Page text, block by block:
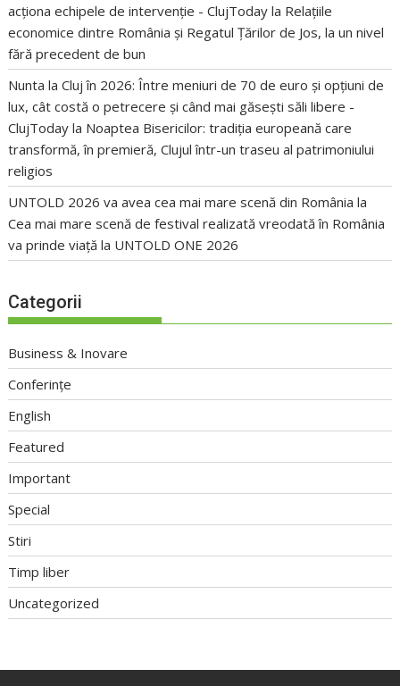
acționa echipele de intervenție - ClujToday la Relațiile
economice dintre România și Regatul Țărilor de Jos, la un nivel
fără precedent de bun
Nunta la Cluj în 2026: Între meniuri de 70 de euro și opțiuni de
lux, cât costă o petrecere și când mai găsești săli libere -
ClujToday la Noaptea Bisericilor: tradiția europeană care
transformă, în premieră, Clujul într-un traseu al patrimoniului
religios
UNTOLD 2026 va avea cea mai mare scenă din România la
Cea mai mare scenă de festival realizată vreodată în România
va prinde viață la UNTOLD ONE 2026
Categorii
Business & Inovare
Conferințe
English
Featured
Important
Special
Stiri
Timp liber
Uncategorized